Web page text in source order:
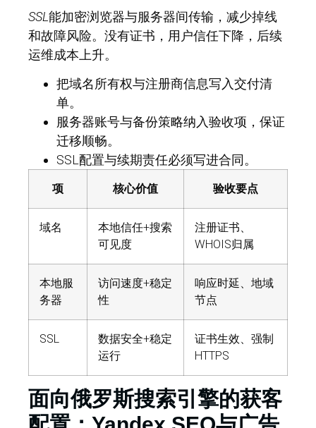
SSL 能加密浏览器与服务器间传输，减少掉线
和故障风险。没有证书，用户信任下降，后续
运维成本上升。
把域名所有权与注册商信息写入交付清
单。
服务器账号与备份策略纳入验收项，保证
迁移顺畅。
SSL配置与续期责任必须写进合同。
项 核心价值 验收要点
域名
本地信任+搜索
可见度
注册证书、
WHOIS归属
本地服
务器
访问速度+稳定
性
响应时延、地域
节点
SSL
数据安全+稳定
运行
证书生效、强制
HTTPS
面向俄罗斯搜索引擎的获客